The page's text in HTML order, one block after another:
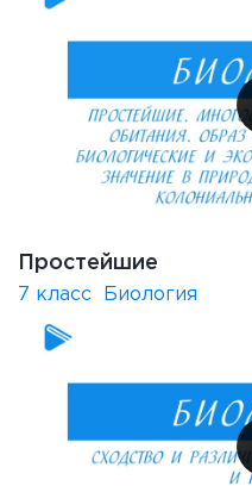
Простейшие
7 класс Биология